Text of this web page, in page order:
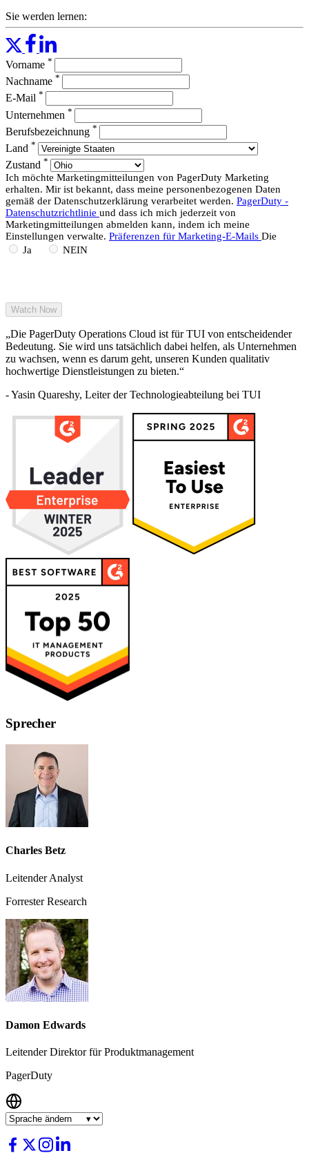
Sie werden lernen:
Was der Wandel vom Projekt- zum Produktdenken bedeutet
und welche Auswirkungen er auf IT-Organisationen hat – und
warum dieser Wandel jetzt vollzogen werden sollte.
Der Aufstieg des Plattformteams, die verschiedenen
Bedeutungen von „Site Reliability Engineering“ und wie
SRE strukturiert werden sollte, um den Geschäftsnutzen zu
maximieren
Kennzahlen und Messgrößen, die einer Neubewertung
bedürfen: Das Automatisierungsparadoxon, wie man es als
IT-Führungskraft überwinden kann und wie man die
Automatisierungslücke schließt
Risiken für Organisationen, die nicht in diesen grundlegenden
Wandel der IT-Betriebsmodelle investieren.
Ein Aktionsplan, der Ihnen zeigt, wo Sie mehr erfahren und
wo Sie heute investieren können, um Ihre Organisation zu
transformieren.
Mehr lesen
Vorname *
Nachname *
E-Mail *
Unternehmen *
Berufsbezeichnung *
Land *
Zustand *
Ich möchte Marketingmitteilungen von PagerDuty Marketing
erhalten. Mir ist bekannt, dass meine personenbezogenen Daten
gemäß der Datenschutzerklärung verarbeitet werden. PagerDuty -
Datenschutzrichtlinie und dass ich mich jederzeit von
Marketingmitteilungen abmelden kann, indem ich meine
Einstellungen verwalte. Präferenzen für Marketing-E-Mails Die
Ja
NEIN
„Die PagerDuty Operations Cloud ist für TUI von entscheidender
Bedeutung. Sie wird uns tatsächlich dabei helfen, als Unternehmen
zu wachsen, wenn es darum geht, unseren Kunden qualitativ
hochwertige Dienstleistungen zu bieten.“
- Yasin Quareshy, Leiter der Technologieabteilung bei TUI
Sprecher
Charles Betz
Leitender Analyst
Forrester Research
Damon Edwards
Leitender Direktor für Produktmanagement
PagerDuty